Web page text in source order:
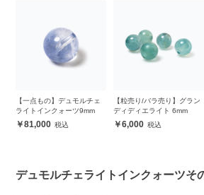
【一点もの】デュモルチェ
ライトインクォーツ9mm
81,000
【粒売り/バラ売り】グラン
ディディエライト 6mm
6,000
デュモルチェライトインクォーツそ